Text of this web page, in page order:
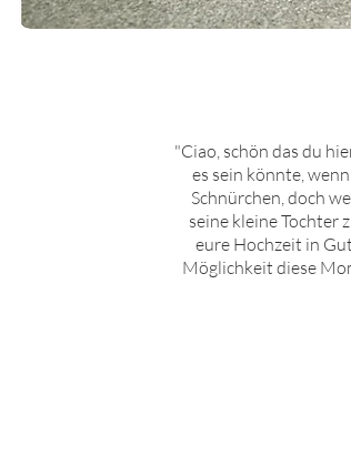
"Ciao, schön das du
es sein könnte,
Schnürchen, doch
seine kleine Tochter
eure Hochzeit in
Möglichkeit diese